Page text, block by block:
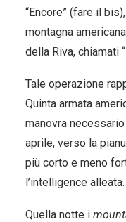
“Encore” (fare il
montagna
della Riva, chiamati
Tale operazione
Quinta armata
manovra
aprile, verso la
più corto e meno
l’intelligence alleata.
Quella notte i